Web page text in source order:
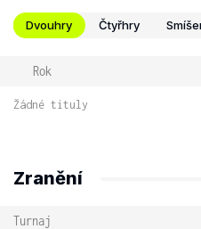
Dvouhry Čtyřhry
Rok
Žádné tituly
Zranění
Turnaj